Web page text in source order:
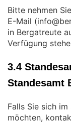
Bitte nehmen
E-Mail (
in Bergatreute
Verfügung
3.4
Standesamt
Falls Sie sich
möchten,